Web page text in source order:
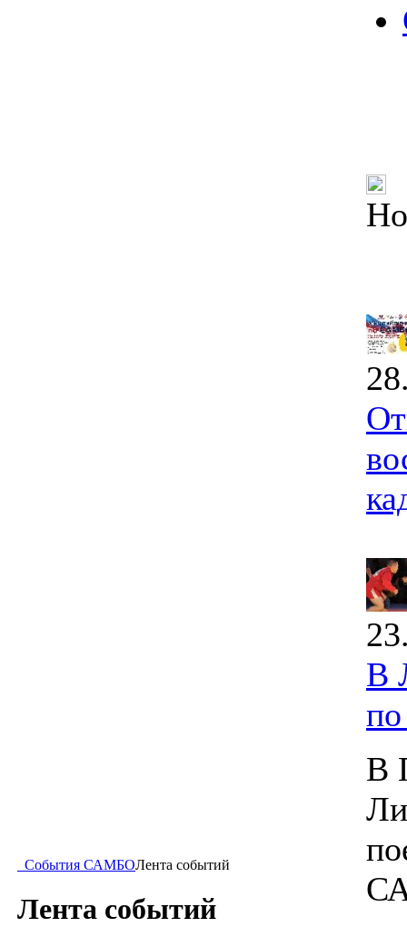
События САМБОЛента событий
Лента событий
В
В